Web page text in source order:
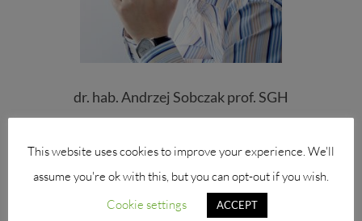
dr. hab. Andrzej Sobczak prof. SGH
Ponad 15-letnie doświadczenie doradcze /
akademickie w zakresie zarządzania architekturą
korporacyjną i strategicznego zarządzania IT. Autor
monografii „Formułowanie i zastosowanie
This website uses cookies to improve your experience. We'll
assume you're ok with this, but you can opt-out if you wish.
Cookie settings
ACCEPT